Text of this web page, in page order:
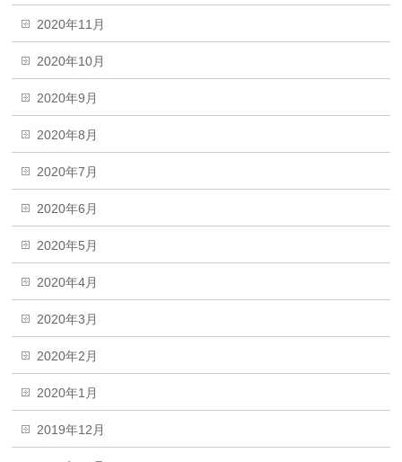
2020年11月
2020年10月
2020年9月
2020年8月
2020年7月
2020年6月
2020年5月
2020年4月
2020年3月
2020年2月
2020年1月
2019年12月